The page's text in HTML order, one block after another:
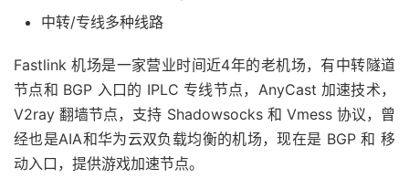
中转/专线多种线路
Fastlink 机场是一家营业时间近4年的老机场，有中转隧道
节点和 BGP 入口的 IPLC 专线节点，AnyCast 加速技术，
V2ray 翻墙节点，支持 Shadowsocks 和 Vmess 协议，曾
经也是AIA和华为云双负载均衡的机场，现在是 BGP 和 移
动入口，提供游戏加速节点。